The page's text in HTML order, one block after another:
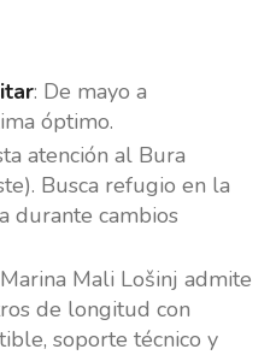
: De mayo a
óptimo.
atención al Bura
Busca refugio en la
durante cambios
Mali Lošinj admite
de longitud con
soporte técnico y